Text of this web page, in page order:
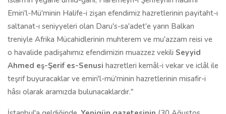
Emiri'l-Mü'minin Halife-i zişan efendimiz hazretlerinin payitaht-ı
saltanat-ı seniyyeleri olan Daru's-sa'adet'e yarın Balkan
treniyle Afrika Mücahidlerinin muhterem ve mu'azzam reisi ve
o havalide padişahımız efendimizin muazzez vekili Seyyid
Ahmed eş-Şerif es-Senusi hazretleri kemâl-i vekar ve iclâl ile
teşrif buyuracaklar ve emiri'l-mü'minin hazretlerinin misafir-i
hâsı olarak aramızda bulunacaklardır."